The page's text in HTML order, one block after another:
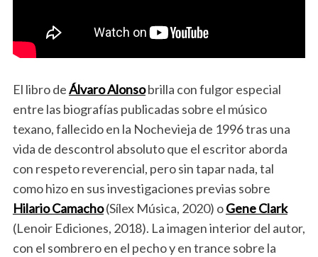
El libro deÁlvaro Alonsobrilla con fulgor especial
entre las biografías publicadas sobre el músico
texano, fallecido en la Nochevieja de 1996 tras una
vida de descontrol absoluto que el escritor aborda
con respeto reverencial, pero sin tapar nada, tal
como hizo en sus investigaciones previas sobre
Hilario Camacho(Sílex Música, 2020) oGene Clark
(Lenoir Ediciones, 2018). La imagen interior del autor,
con el sombrero en el pecho y en trance sobre la